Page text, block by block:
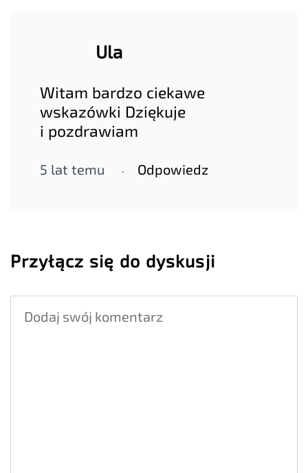
Ula
Witam bardzo ciekawe
wskazówki Dziękuje
i pozdrawiam
5 lat temu Odpowiedz
Przyłącz się do dyskusji